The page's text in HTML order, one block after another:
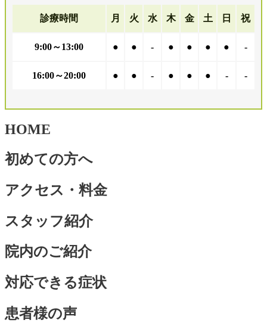
診療時間 月 火 水 木 金 土 日 祝
9:00～13:00 ● ● - ● ● ● ● -
16:00～20:00 ● ● - ● ● ● - -
HOME
初めての方へ
アクセス・料金
スタッフ紹介
院内のご紹介
対応できる症状
患者様の声